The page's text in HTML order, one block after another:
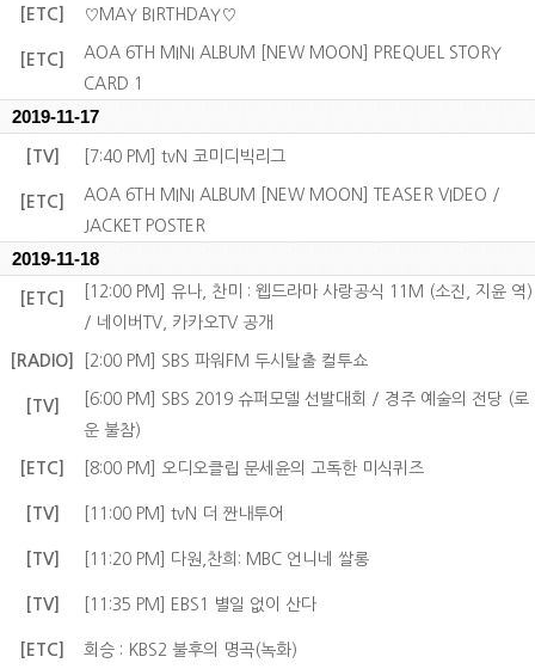
[ETC] ♡MAY BIRTHDAY♡
[ETC]
AOA 6TH MINI ALBUM [NEW MOON] PREQUEL STORY
CARD 1
2019-11-17
[TV] [7:40 PM] tvN 코미디빅리그
[ETC]
AOA 6TH MINI ALBUM [NEW MOON] TEASER VIDEO /
JACKET POSTER
2019-11-18
[ETC]
[12:00 PM] 유나, 찬미 : 웹드라마 사랑공식 11M (소진, 지윤 역)
/ 네이버TV, 카카오TV 공개
[RADIO] [2:00 PM] SBS 파워FM 두시탈출 컬투쇼
[TV]
[6:00 PM] SBS 2019 슈퍼모델 선발대회 / 경주 예술의 전당 (로
운 불참)
[ETC] [8:00 PM] 오디오클립 문세윤의 고독한 미식퀴즈
[TV] [11:00 PM] tvN 더 짠내투어
[TV] [11:20 PM] 다원,찬희: MBC 언니네 쌀롱
[TV] [11:35 PM] EBS1 별일 없이 산다
[ETC] 회승 : KBS2 불후의 명곡(녹화)